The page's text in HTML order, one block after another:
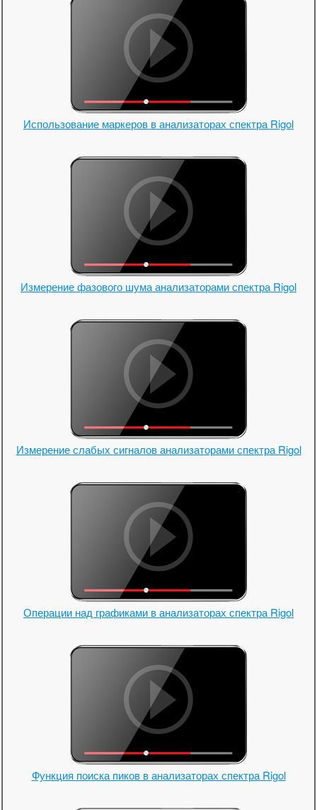
Использование маркеров в анализаторах спектра Rigol
Измерение фазового шума анализаторами спектра Rigol
Измерение слабых сигналов анализаторами спектра Rigol
Операции над графиками в анализаторах спектра Rigol
Функция поиска пиков в анализаторах спектра Rigol